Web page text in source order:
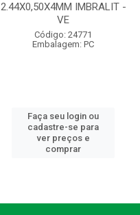
2.44X0,50X4MM IMBRALIT -
VE
Código: 24771
Embalagem: PC
Faça seu login ou
cadastre-se para
ver preços e
comprar